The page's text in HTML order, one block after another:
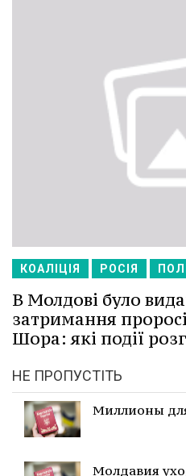
КОАЛІЦІЯ РОСІЯ
В Молдові було
затримання
Шора: які події
НЕ ПРОПУСТІТЬ
Миллионы
Молдавия